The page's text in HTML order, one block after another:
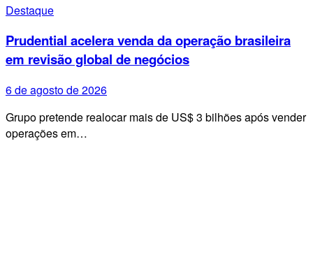
Destaque
Prudential acelera venda da operação brasileira
em revisão global de negócios
6 de agosto de 2026
Grupo pretende realocar mais de US$ 3 bilhões após vender
operações em…